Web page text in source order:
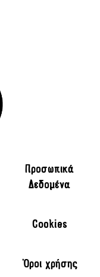
Προσωπικά
Δεδομένα
Cookies
Όροι χρήσης